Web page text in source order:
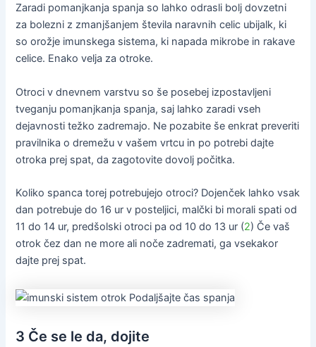
Zaradi pomanjkanja spanja so lahko odrasli bolj dovzetni
za bolezni z zmanjšanjem števila naravnih celic ubijalk, ki
so orožje imunskega sistema, ki napada mikrobe in rakave
celice. Enako velja za otroke.
Otroci v dnevnem varstvu so še posebej izpostavljeni
tveganju pomanjkanja spanja, saj lahko zaradi vseh
dejavnosti težko zadremajo. Ne pozabite še enkrat preveriti
pravilnika o dremežu v vašem vrtcu in po potrebi dajte
otroka prej spat, da zagotovite dovolj počitka.
Koliko spanca torej potrebujejo otroci? Dojenček lahko vsak
dan potrebuje do 16 ur v posteljici, malčki bi morali spati od
11 do 14 ur, predšolski otroci pa od 10 do 13 ur (2) Če vaš
otrok čez dan ne more ali noče zadremati, ga vsekakor
dajte prej spat.
3 Če se le da, dojite